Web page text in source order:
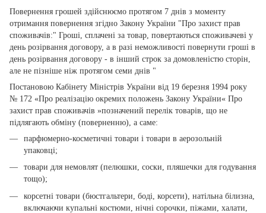
Повернення грошей здійснюємо протягом 7 днів з моменту
отримання повернення згідно Закону України "Про захист прав
споживачів:" Гроші, сплачені за товар, повертаються споживачеві у
день розірвання договору, а в разі неможливості повернути гроші в
день розірвання договору - в інший строк за домовленістю сторін,
але не пізніше ніж протягом семи днів "
Постановою Кабінету Міністрів України від 19 березня 1994 року
№ 172 «Про реалізацію окремих положень Закону України« Про
захист прав споживачів »позначений перелік товарів, що не
підлягають обміну (поверненню), а саме:
парфюмерно-косметичні товари і товари в аерозольній
упаковці;
товари для немовлят (пелюшки, соски, пляшечки для годування
тощо);
корсетні товари (бюстгальтери, боді, корсети), натільна білизна,
включаючи купальні костюми, нічні сорочки, піжами, халати,